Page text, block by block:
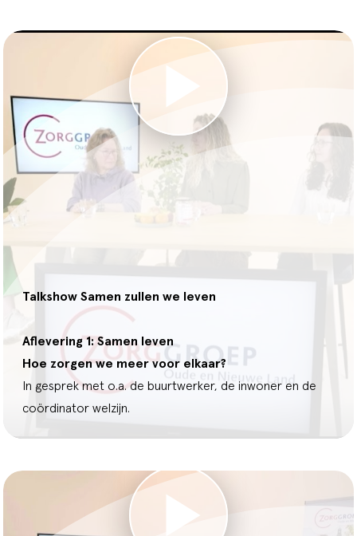
Talkshow Samen zullen we leven
Aflevering 1: Samen leven
Hoe zorgen we meer voor elkaar?
In gesprek met o.a. de buurtwerker, de inwoner en de
coördinator welzijn.